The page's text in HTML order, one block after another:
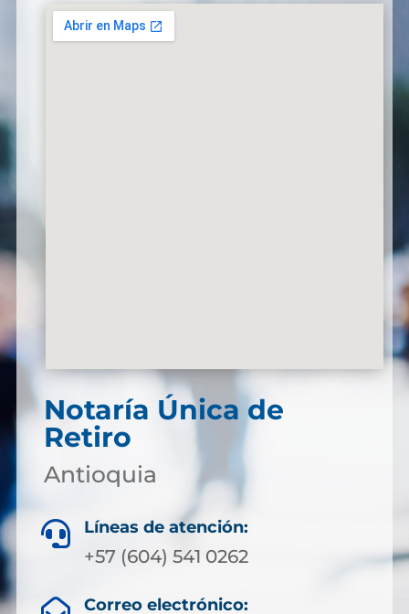
Notaría Única de
Retiro
Antioquia
 Líneas de atención:
+57 (604) 541 0262
Correo electrónico: